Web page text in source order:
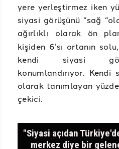
yere yerleştirmez iken
siyasi görüşünü “sağ
ağırlıklı olarak ön
kişiden 6’sı ortanın
kendi siyasi
konumlandırıyor.
olarak tanımlayan
çekici.